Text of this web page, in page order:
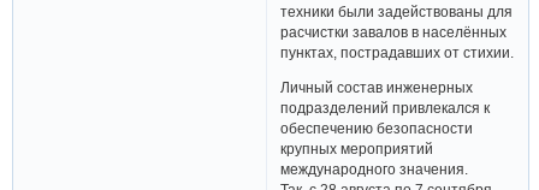
техники были задействованы для
расчистки завалов в населённых
пунктах, пострадавших от стихии.
Личный состав инженерных
подразделений привлекался к
обеспечению безопасности
крупных мероприятий
международного значения.